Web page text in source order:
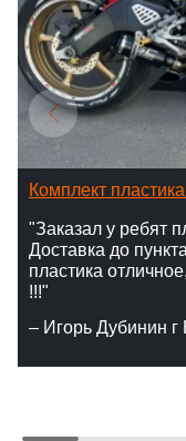
Комплект
"Заказал у ребят
Доставка до
пластика
!!!"
– Игорь Дубинин г